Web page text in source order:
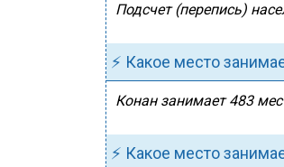
Подсчет (перепись)
⚡ Какое место
Конан занимает 483
⚡ Какое место